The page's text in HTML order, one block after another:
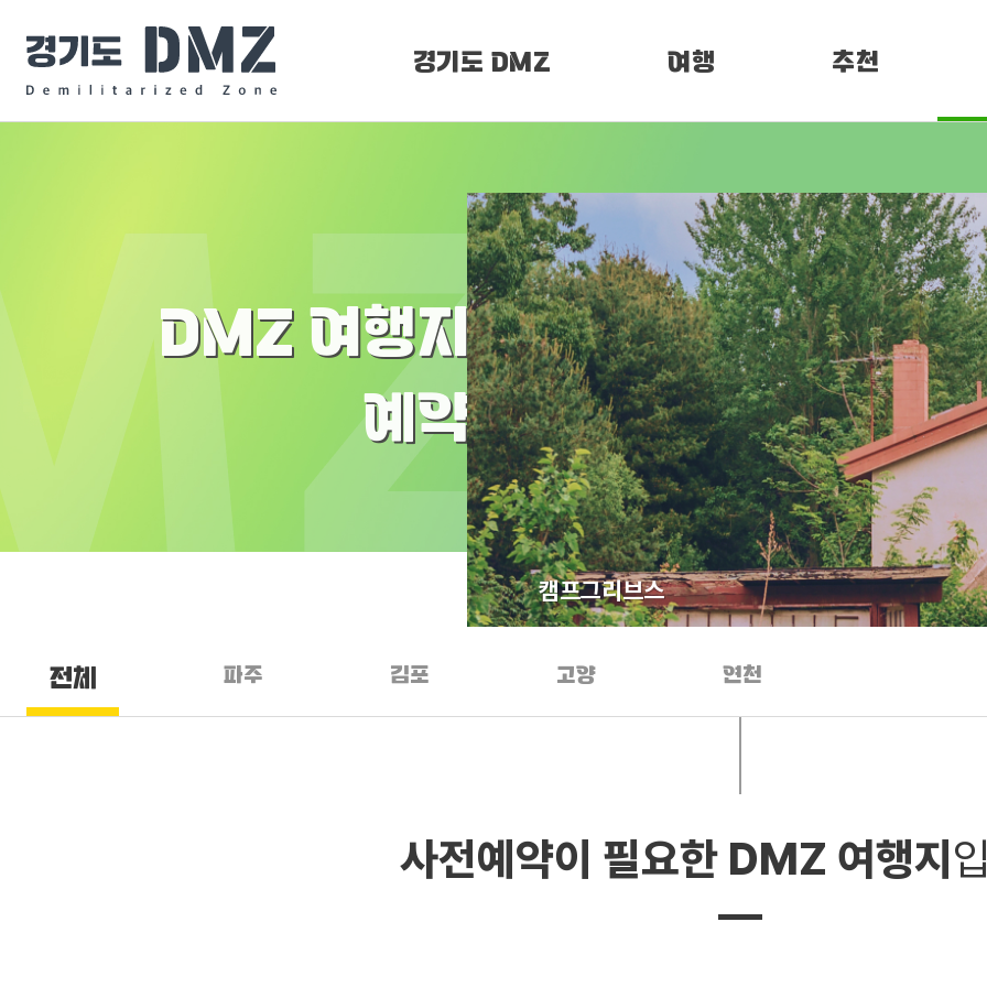
경기도 DMZ
DMZ OPEN 페스티벌
여행
임진각 평화누리
DMZ 평화누리길
추천
DMZ 여행지
예약
캠프그리브스
전체 파주 김포 고양 연천
사전예약이 필요한 DMZ 여행지